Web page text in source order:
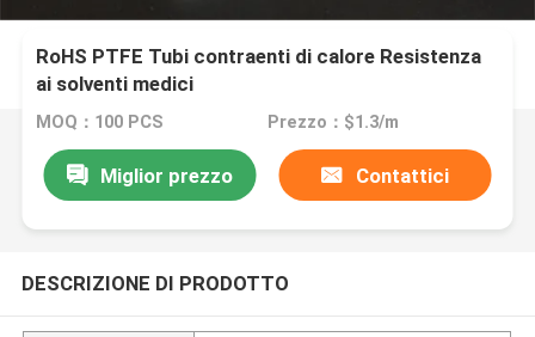
RoHS PTFE Tubi contraenti di calore Resistenza
ai solventi medici
MOQ：100 PCS Prezzo：$1.3/m
Miglior prezzo Contattici
DESCRIZIONE DI PRODOTTO